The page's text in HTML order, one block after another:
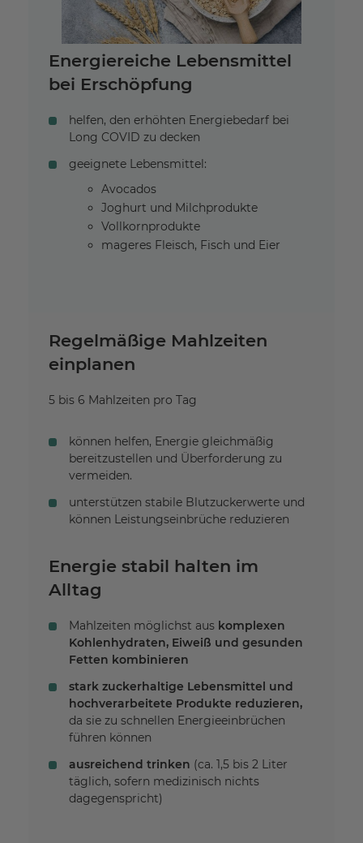
Energiereiche Lebensmittel
bei Erschöpfung
helfen, den erhöhten Energiebedarf bei
Long COVID zu decken
geeignete Lebensmittel:
Avocados
Joghurt und Milchprodukte
Vollkornprodukte
mageres Fleisch, Fisch und Eier
Regelmäßige Mahlzeiten
einplanen
5 bis 6 Mahlzeiten pro Tag
können helfen, Energie gleichmäßig
bereitzustellen und Überforderung zu
vermeiden.
unterstützen stabile Blutzuckerwerte und
können Leistungseinbrüche reduzieren
Energie stabil halten im
Alltag
Mahlzeiten möglichst aus komplexen
Kohlenhydraten, Eiweiß und gesunden
Fetten kombinieren
stark zuckerhaltige Lebensmittel und
hochverarbeitete Produkte reduzieren,
da sie zu schnellen Energieeinbrüchen
führen können
ausreichend trinken (ca. 1,5 bis 2 Liter
täglich, sofern medizinisch nichts
dagegenspricht)